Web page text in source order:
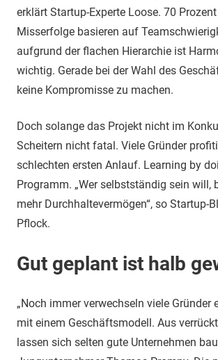
erklärt Startup-Experte Loose. 70
Misserfolge basieren auf
aufgrund der flachen Hierarchie ist
wichtig. Gerade bei der Wahl des
keine Kompromisse zu machen.
Doch solange das Projekt nicht im
Scheitern nicht fatal. Viele Gründer
schlechten ersten Anlauf. Learning by
Programm. „Wer selbstständig sein will,
mehr Durchhaltevermögen“, so Startup-
Pflock.
Gut geplant ist halb
„Noch immer verwechseln viele Gründer
mit einem Geschäftsmodell. Aus
lassen sich selten gute Unternehmen